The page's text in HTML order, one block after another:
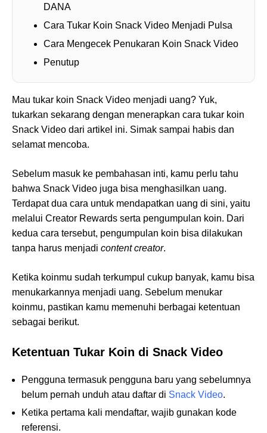
DANA
Cara Tukar Koin Snack Video Menjadi Pulsa
Cara Mengecek Penukaran Koin Snack Video
Penutup
Mau tukar koin Snack Video menjadi uang? Yuk,
tukarkan sekarang dengan menerapkan cara tukar koin
Snack Video dari artikel ini. Simak sampai habis dan
selamat mencoba.
Sebelum masuk ke pembahasan inti, kamu perlu tahu
bahwa Snack Video juga bisa menghasilkan uang.
Terdapat dua cara untuk mendapatkan uang di sini, yaitu
melalui Creator Rewards serta pengumpulan koin. Dari
kedua cara tersebut, pengumpulan koin bisa dilakukan
tanpa harus menjadi content creator.
Ketika koinmu sudah terkumpul cukup banyak, kamu bisa
menukarkannya menjadi uang. Sebelum menukar
koinmu, pastikan kamu memenuhi berbagai ketentuan
sebagai berikut.
Ketentuan Tukar Koin di Snack Video
Pengguna termasuk pengguna baru yang sebelumnya
belum pernah unduh atau daftar di Snack Video.
Ketika pertama kali mendaftar, wajib gunakan kode
referensi.